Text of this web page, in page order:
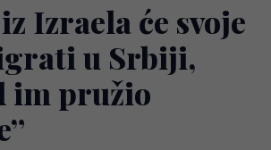
Izraela će svoje
u Srbiji,
im pružio